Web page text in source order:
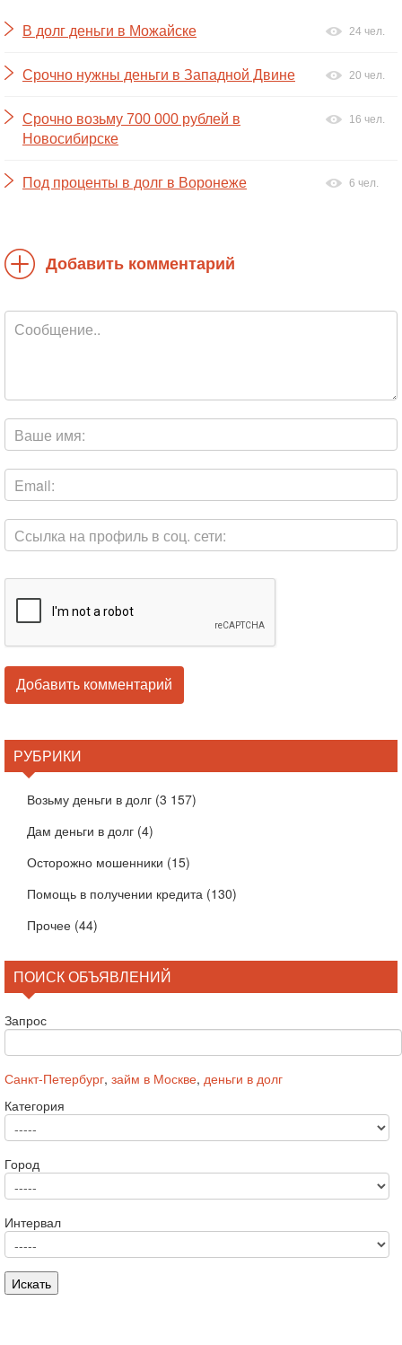
В долг деньги в Можайске 24 чел.
Срочно нужны деньги в Западной Двине 20 чел.
Срочно возьму 700 000 рублей в
Новосибирске
16 чел.
Под проценты в долг в Воронеже 6 чел.
Добавить комментарий
РУБРИКИ
Возьму деньги в долг (3 157)
Дам деньги в долг (4)
Осторожно мошенники (15)
Помощь в получении кредита (130)
Прочее (44)
ПОИСК ОБЪЯВЛЕНИЙ
Запрос
Санкт-Петербург, займ в Москве, деньги в долг
Категория
Город
Интервал